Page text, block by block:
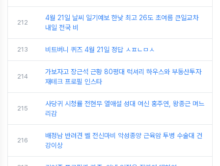
212
4월 21일 날씨 일기예보 한낮 최고 26도 초여름 큰일교차
내일 전국 비
213 비트버니 퀴즈 4월 21일 정답 ㅅㅍㄴㅁㅅ
214
가보자고 장근석 근황 80평대 럭셔리 하우스와 부동산투자
재테크 프로필 인스타
215
사당귀 시청률 전현무 열애설 성대 여신 홍주연, 왕종근 며느
리감
216
배정남 반려견 벨 전신마비 악성종양 근육암 투병 수술대 건
강이상